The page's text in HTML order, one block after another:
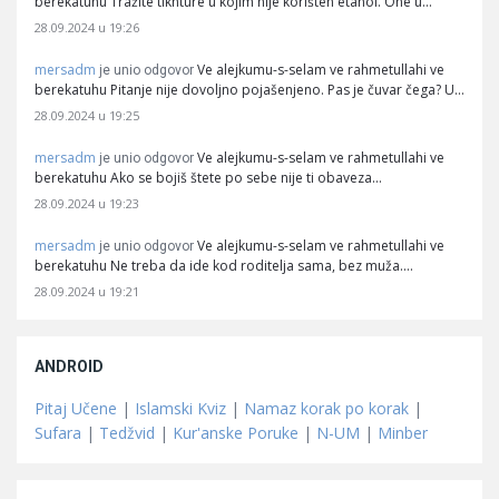
28.09.2024 u 19:26
mersadm je unio odgovor Ve alejkumu-s-selam ve rahmetullahi ve
berekatuhu Pitanje nije dovoljno pojašenjeno. Pas je čuvar čega? U…
28.09.2024 u 19:25
mersadm je unio odgovor Ve alejkumu-s-selam ve rahmetullahi ve
berekatuhu Ako se bojiš štete po sebe nije ti obaveza…
28.09.2024 u 19:23
mersadm je unio odgovor Ve alejkumu-s-selam ve rahmetullahi ve
berekatuhu Ne treba da ide kod roditelja sama, bez muža.…
28.09.2024 u 19:21
ANDROID
Pitaj Učene | Islamski Kviz | Namaz korak po korak |
Sufara | Tedžvid | Kur'anske Poruke | N-UM | Minber